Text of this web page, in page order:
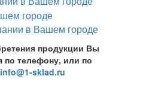
продукции Вы
по телефону, или по
info@1-sklad.ru